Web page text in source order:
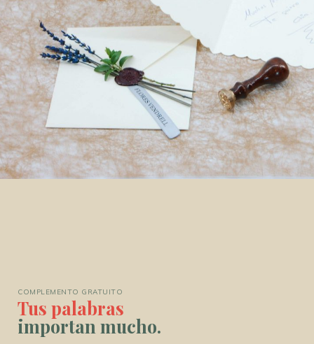
COMPLEMENTO GRATUITO
Tus palabras
importan mucho.